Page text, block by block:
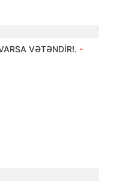
VƏTƏNDİR!. -